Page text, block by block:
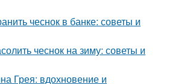
чеснок в банке: советы и
чеснок на зиму: советы и
Грея: вдохновение и